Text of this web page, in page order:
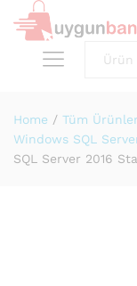
Home / Tüm Ürünler
Windows SQL
SQL Server 2016